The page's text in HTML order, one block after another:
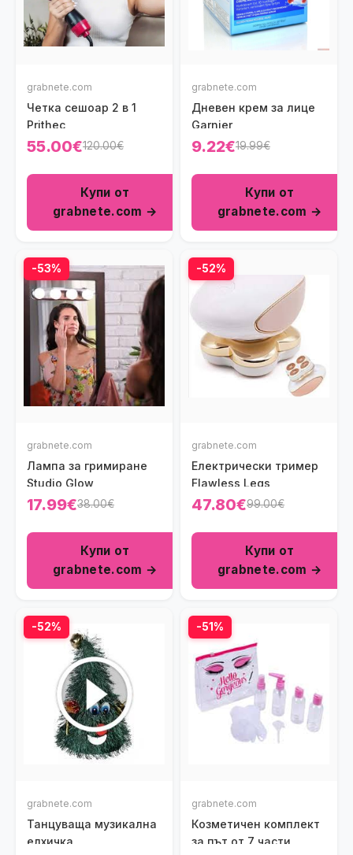
grabnete.com
Четка сешоар 2 в 1
Prithec
55.00€120.00€
Купи от
grabnete.com →
grabnete.com
Дневен крем за лице
Garnier
9.22€19.99€
Купи от
grabnete.com →
-53%
grabnete.com
Лампа за гримиране
Studio Glow
17.99€38.00€
Купи от
grabnete.com →
-52%
grabnete.com
Електрически тример
Flawless Legs
47.80€99.00€
Купи от
grabnete.com →
-52%
grabnete.com
Танцуваща музикална
елхичка
-51%
grabnete.com
Козметичен комплект
за път от 7 части